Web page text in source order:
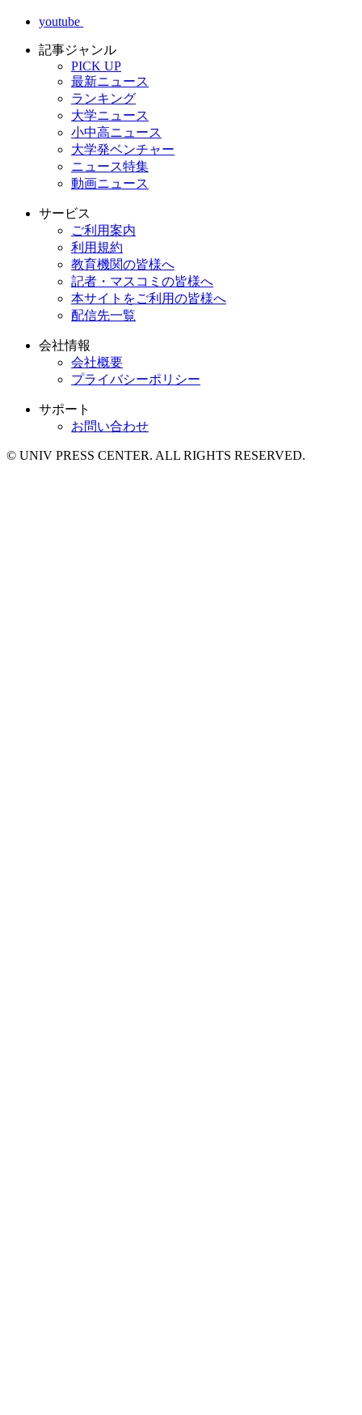
youtube
記事ジャンル
PICK UP
最新ニュース
ランキング
大学ニュース
小中高ニュース
大学発ベンチャー
ニュース特集
動画ニュース
サービス
ご利用案内
利用規約
教育機関の皆様へ
記者・マスコミの皆様へ
本サイトをご利用の皆様へ
配信先一覧
会社情報
会社概要
プライバシーポリシー
サポート
お問い合わせ
© UNIV PRESS CENTER. ALL RIGHTS RESERVED.